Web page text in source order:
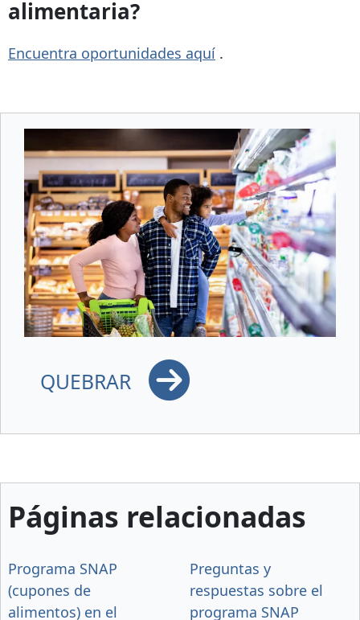
alimentaria?
Encuentra oportunidades aquí .
QUEBRAR
Páginas relacionadas
Programa SNAP
(cupones de
alimentos) en el
Preguntas y
respuestas sobre el
programa SNAP